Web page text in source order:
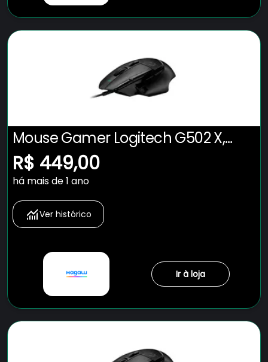
Mouse Gamer Logitech G502 X,
RGB, 25600 DPI, 13 Botões, Switch
Híbrido, Preto - 910-006137
R$ 449,00
há mais de 1 ano
Ver histórico
Ir à loja